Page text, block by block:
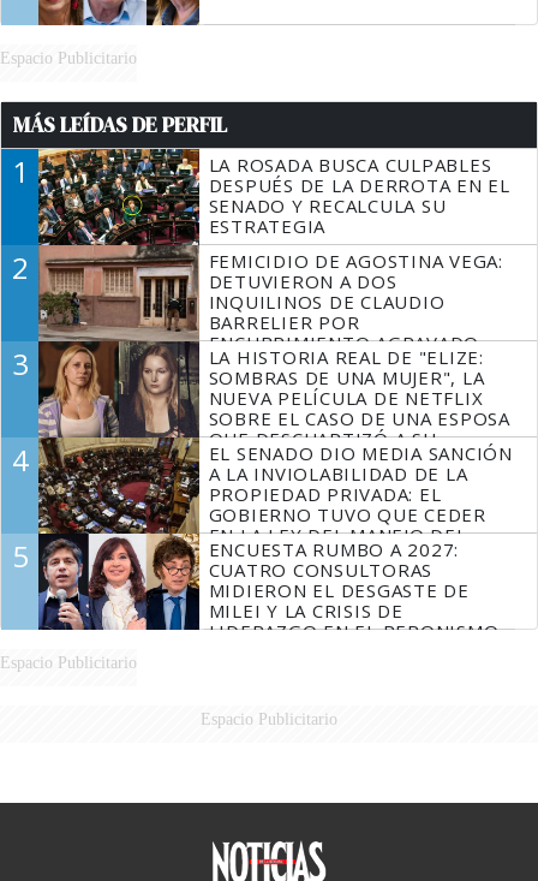
Espacio Publicitario
MÁS LEÍDAS DE PERFIL
1
LA ROSADA BUSCA CULPABLES
DESPUÉS DE LA DERROTA EN EL
SENADO Y RECALCULA SU
ESTRATEGIA
2
FEMICIDIO DE AGOSTINA VEGA:
DETUVIERON A DOS
INQUILINOS DE CLAUDIO
BARRELIER POR
ENCUBRIMIENTO AGRAVADO
3
LA HISTORIA REAL DE "ELIZE:
SOMBRAS DE UNA MUJER", LA
NUEVA PELÍCULA DE NETFLIX
SOBRE EL CASO DE UNA ESPOSA
QUE DESCUARTIZÓ A SU
MARIDO
4
EL SENADO DIO MEDIA SANCIÓN
A LA INVIOLABILIDAD DE LA
PROPIEDAD PRIVADA: EL
GOBIERNO TUVO QUE CEDER
EN LA LEY DEL MANEJO DEL
FUEGO
5
ENCUESTA RUMBO A 2027:
CUATRO CONSULTORAS
MIDIERON EL DESGASTE DE
MILEI Y LA CRISIS DE
LIDERAZGO EN EL PERONISMO
Espacio Publicitario
Espacio Publicitario